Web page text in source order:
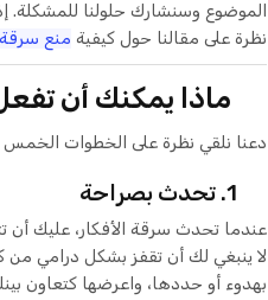
الموضوع وسنشارك حلولنا للمشكلة.
نظرة على مقالنا حول كيفية منع سرقة
ماذا يمكنك أن
دعنا نلقي نظرة على الخطوات الخمس
1. تحدث بصراحة
عندما تحدث سرقة الأفكار، عليك
لا ينبغي لك أن تقفز بشكل درامي من
بهدوء أو حددها، واعرضها كتعاون